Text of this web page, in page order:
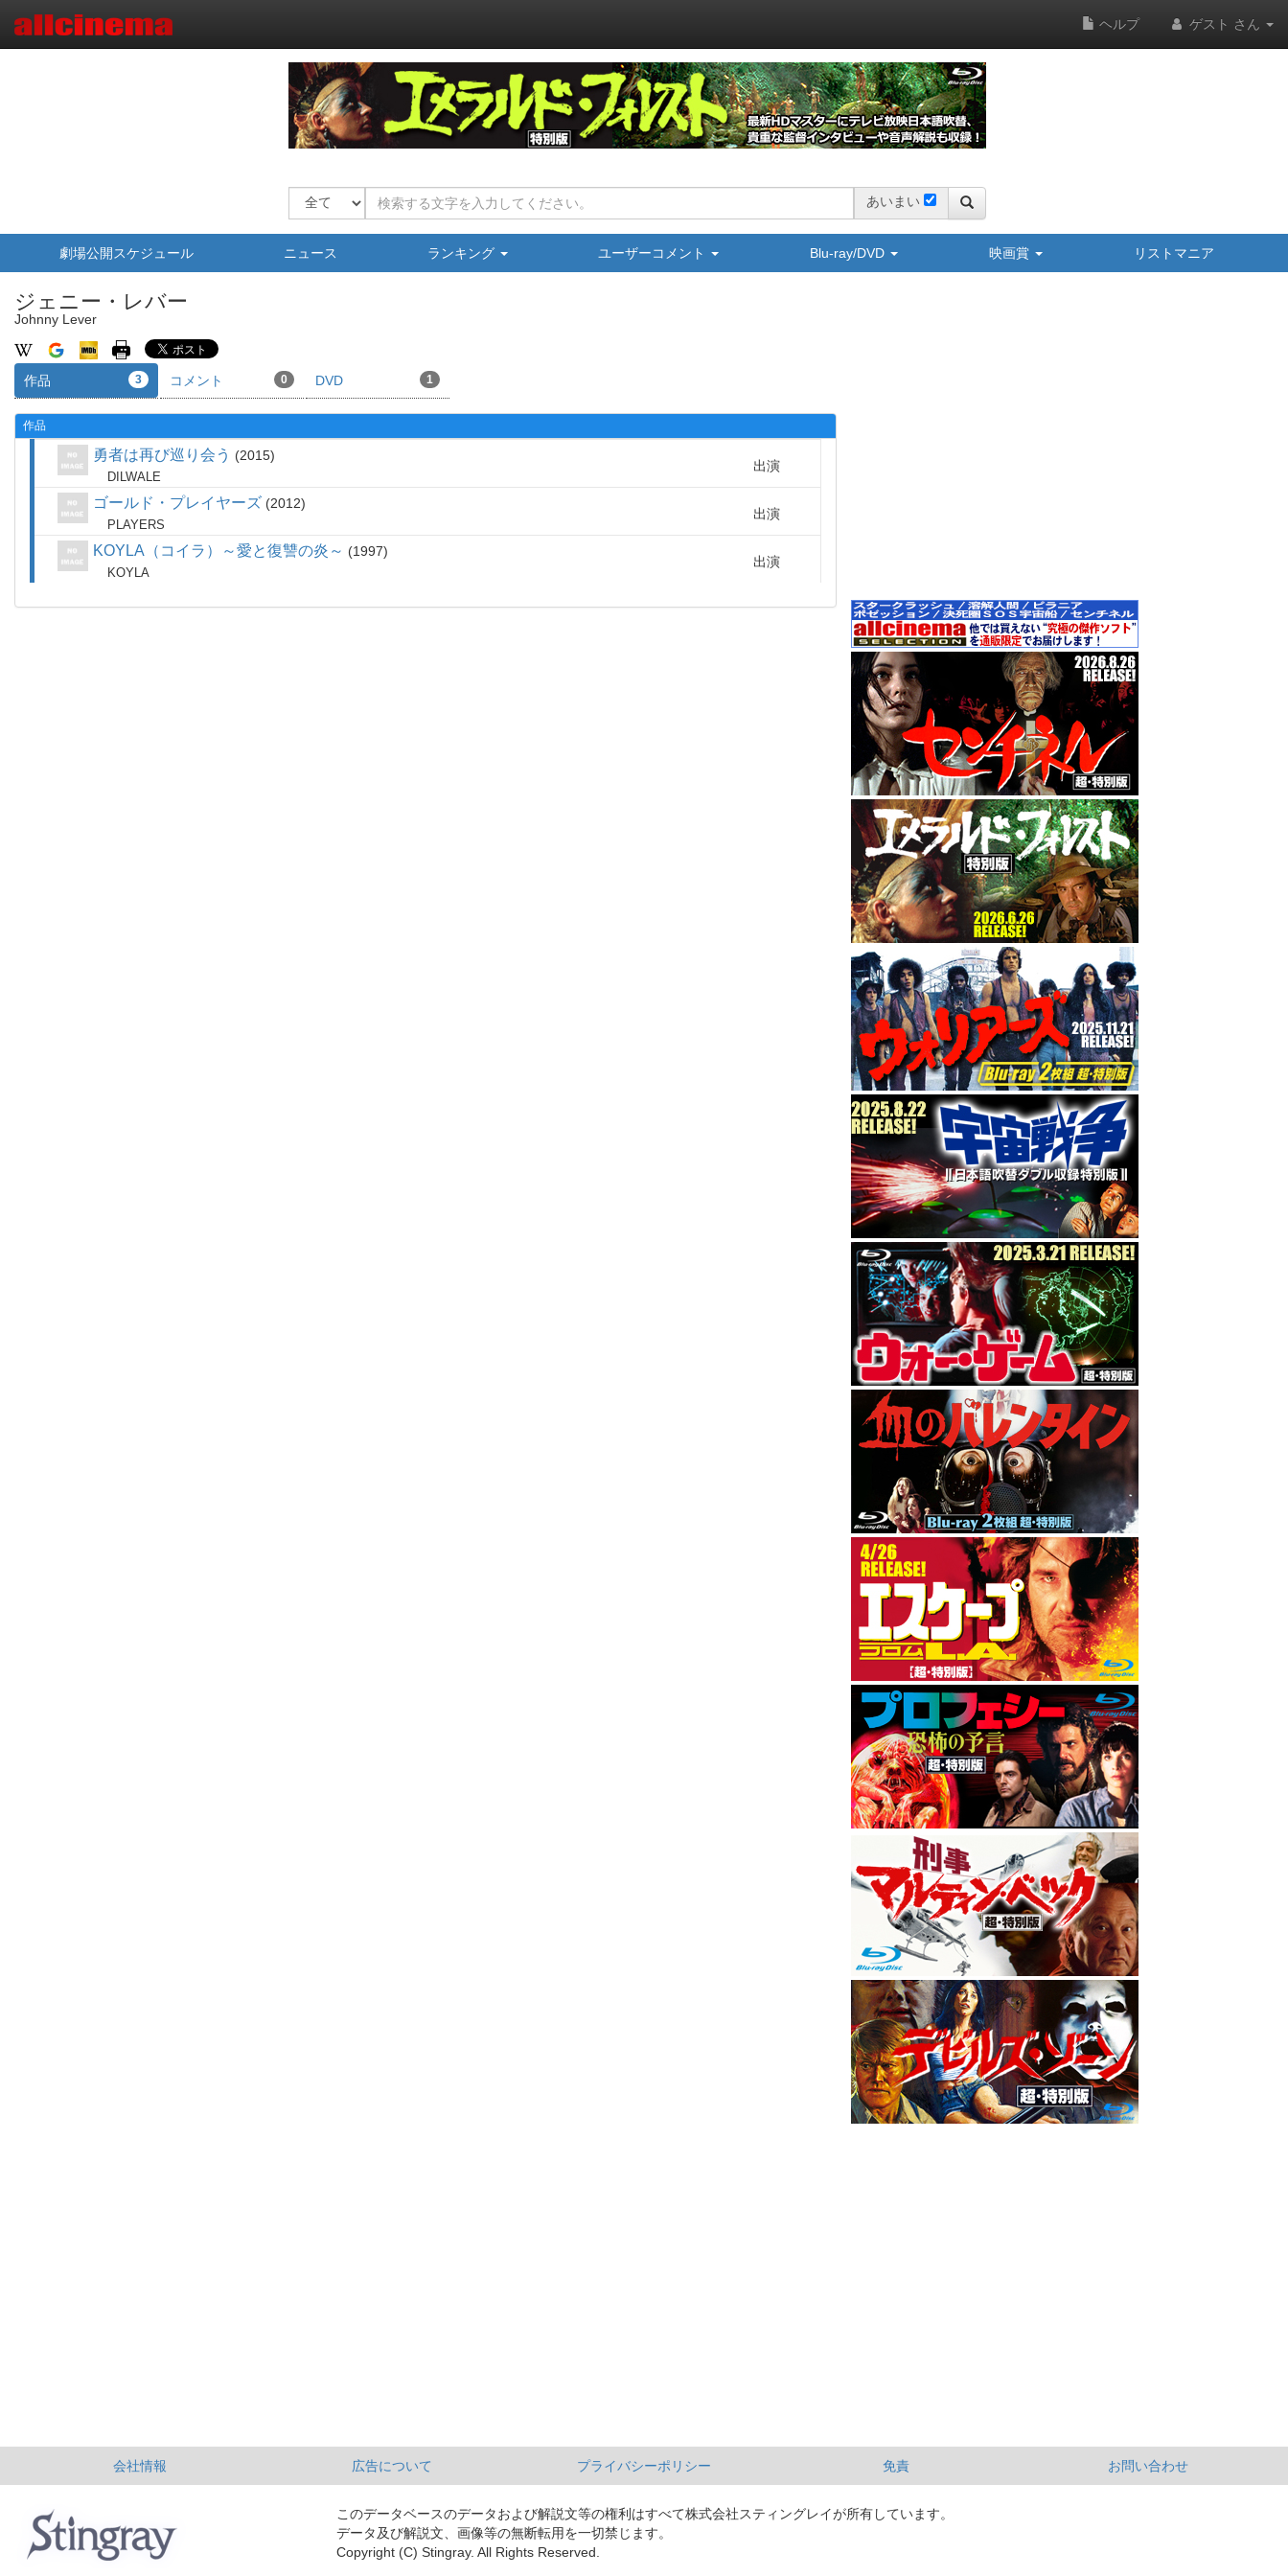
ヘルプ ゲスト さん
あいまい
劇場公開スケジュール ニュース ランキング ユーザーコメント Blu-ray/DVD 映画賞 リストマニア
ジェニー・レバー
Johnny Lever
作品 3 コメント 0 DVD 1
作品
勇者は再び巡り会う 2015
DILWALE
出演
ゴールド・プレイヤーズ 2012
PLAYERS
出演
KOYLA（コイラ）～愛と復讐の炎～ 1997
KOYLA
出演
会社情報 広告について プライバシーポリシー 免責 お問い合わせ
このデータベースのデータおよび解説文等の権利はすべて株式会社スティングレイが所有しています。
データ及び解説文、画像等の無断転用を一切禁じます。
Copyright (C) Stingray. All Rights Reserved.